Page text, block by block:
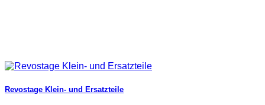
Revostage Klein- und Ersatzteile